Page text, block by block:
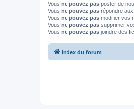
Vous ne pouvez pas poster de
Vous ne pouvez pas répondre aux
Vous ne pouvez pas modifier vos
Vous ne pouvez pas supprimer
Vous ne pouvez pas joindre des
Index du forum